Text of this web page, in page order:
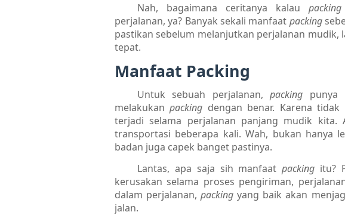
Nah, bagaimana ceritanya kalaupacking
perjalanan, ya? Banyak sekali manfaat packing
pastikan sebelum melanjutkan perjalanan mudik,
tepat.
Manfaat Packing
Untuk sebuah perjalanan,packing punya
melakukanpacking dengan benar. Karena
terjadi selama perjalanan panjang mudik kita.
transportasi beberapa kali. Wah, bukan hanya
badan juga capek banget pastinya.
Lantas, apa saja sih manfaatpacking itu?
kerusakan selama proses pengiriman,
dalam perjalanan,packingyang baik akan
jalan.